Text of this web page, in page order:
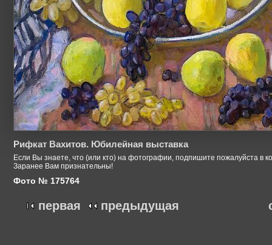
Рифкат Вахитов. Юбилейная выставка
Если Вы знаете, что (или кто) на фотографии, подпишите пожалуйста в
Заранее Вам признательны!
Фото № 175764
первая предыдущая